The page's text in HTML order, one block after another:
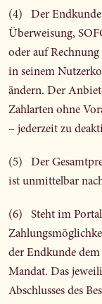
(4) Der Endkunde
Überweisung,
oder auf
in seinem
ändern. Der
Zahlarten ohne
– jederzeit zu
(5) Der
ist unmittelbar
(6) Steht im Portal
der Endkunde dem
Mandat. Das
Abschlusses des